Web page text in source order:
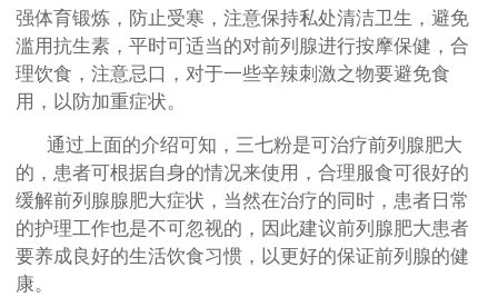
强体育锻炼，防止受寒，注意保持私处清洁卫生，避免
滥用抗生素，平时可适当的对前列腺进行按摩保健，合
理饮食，注意忌口，对于一些辛辣刺激之物要避免食
用，以防加重症状。
通过上面的介绍可知，三七粉是可治疗前列腺肥大
的，患者可根据自身的情况来使用，合理服食可很好的
缓解前列腺腺肥大症状，当然在治疗的同时，患者日常
的护理工作也是不可忽视的，因此建议前列腺肥大患者
要养成良好的生活饮食习惯，以更好的保证前列腺的健
康。